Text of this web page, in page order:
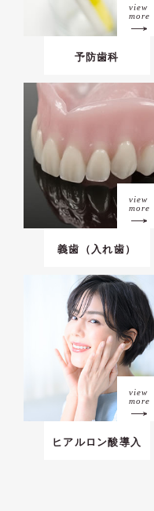
view
more
予防歯科
view
more
義歯（入れ歯）
view
more
ヒアルロン酸導入